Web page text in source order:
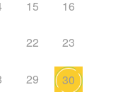
15 16
22 23
29 30